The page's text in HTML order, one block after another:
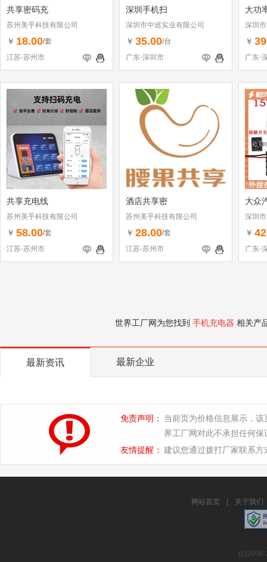
共享密码充
苏州美乎科技有限公司
￥ 18.00/套
江苏-苏州市
深圳手机扫
深圳市中巡实业有限公司
￥ 35.00/台
广东-深圳市
大功
深圳
￥
广东-
共享充电线
苏州美乎科技有限公司
￥ 58.00/套
江苏-苏州市
酒店共享密
苏州美乎科技有限公司
￥ 28.00/套
江苏-苏州市
大众
深圳
￥
广东-
世界工厂网为您找到 手机充电器 相关产
最新资讯 最新企业
免责声明：
当前页为价格信息展示，
界工厂网对此不承担任何保
友情提醒： 建议您通过拨打厂家联系
网站首页 关于我们